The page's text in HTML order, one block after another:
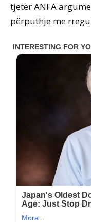
tjetër ANFA
përputhje me